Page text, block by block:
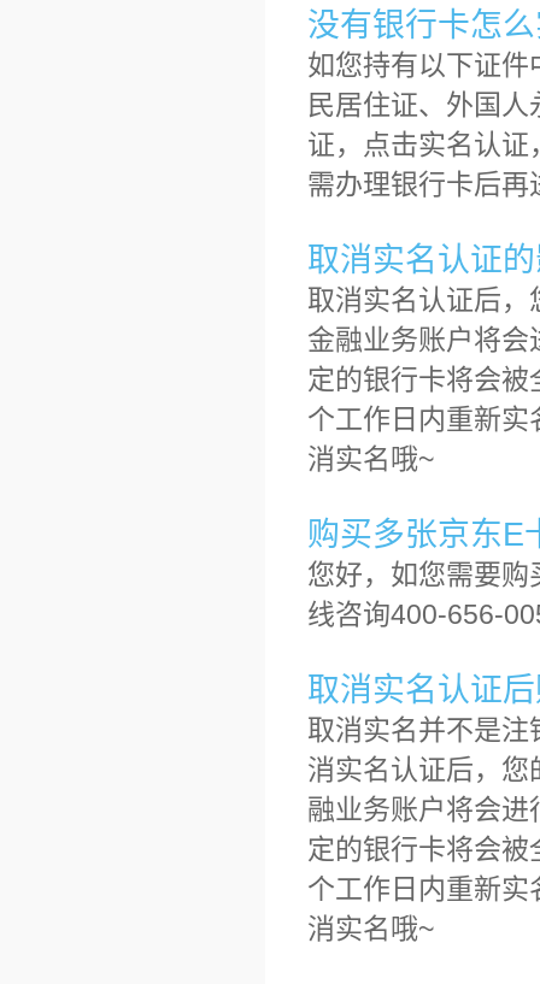
没有银行卡怎
如您持有以下证
民居住证、外国
证，点击实名认
需办理银行卡后再
取消实名认证
取消实名认证后
金融业务账户将
定的银行卡将会
个工作日内重新
消实名哦~
购买多张京东E
您好，如您需要
线咨询400-656-
取消实名认证
取消实名并不是
消实名认证后，
融业务账户将会
定的银行卡将会
个工作日内重新
消实名哦~